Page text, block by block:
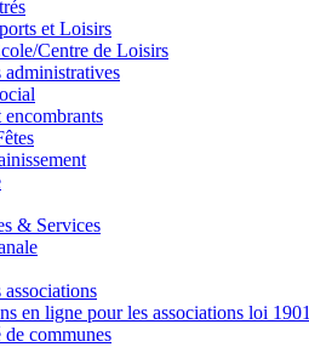
et Loisirs
Centre de Loisirs
administratives
encombrants
& Services
en ligne pour les associations loi 1901
communes